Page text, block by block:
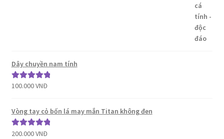
Dây chuyền nam tính
Được xếp
sao
100.000VNĐ
Vòng tay cỏ bốn lá may mắn Titan không đen
Được xếp
200.000VNĐ